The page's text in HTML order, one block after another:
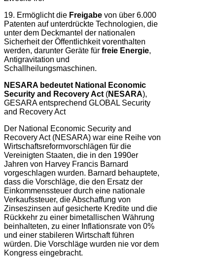
19. Ermöglicht die Freigabe von über 6.000
Patenten auf unterdrückte Technologien, die
unter dem Deckmantel der nationalen
Sicherheit der Öffentlichkeit vorenthalten
werden, darunter Geräte für freie Energie,
Antigravitation und
Schallheilungsmaschinen.
NESARA bedeutet National Economic
Security and Recovery Act (NESARA),
GESARA entsprechend GLOBAL Security
and Recovery Act
Der National Economic Security and
Recovery Act (NESARA) war eine Reihe von
Wirtschaftsreformvorschlägen für die
Vereinigten Staaten, die in den 1990er
Jahren von Harvey Francis Barnard
vorgeschlagen wurden. Barnard behauptete,
dass die Vorschläge, die den Ersatz der
Einkommenssteuer durch eine nationale
Verkaufssteuer, die Abschaffung von
Zinseszinsen auf gesicherte Kredite und die
Rückkehr zu einer bimetallischen Währung
beinhalteten, zu einer Inflationsrate von 0%
und einer stabileren Wirtschaft führen
würden. Die Vorschläge wurden nie vor dem
Kongress eingebracht.